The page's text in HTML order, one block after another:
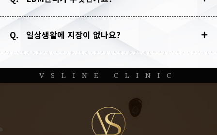
Q. 일상생활에 지장이 없나요?
VSLINE CLINIC